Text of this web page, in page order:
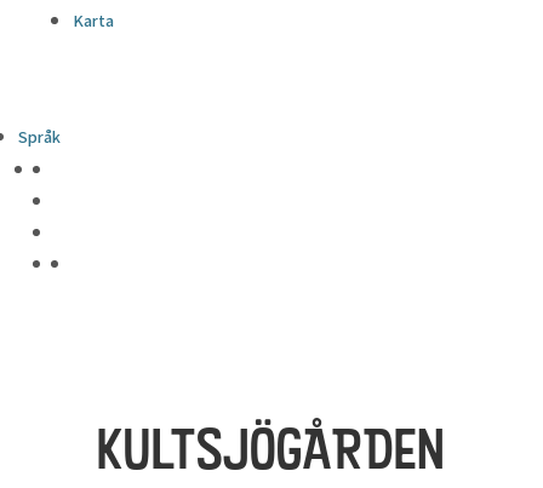
Karta
Språk
KULTSJÖGÅRDEN